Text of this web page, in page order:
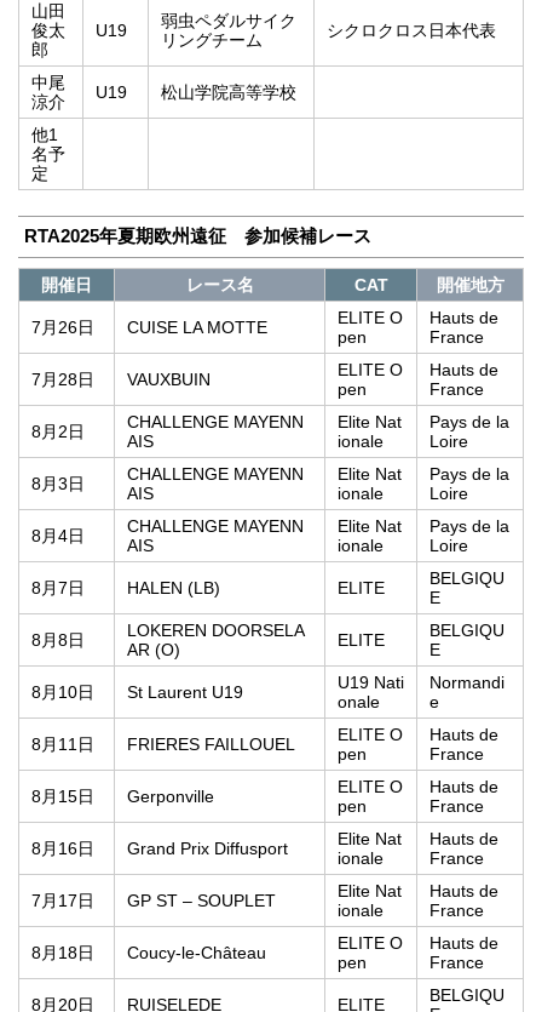
山田
俊太
郎
U19
弱虫ペダルサイク
リングチーム
シクロクロス日本代表
中尾
涼介
U19 松山学院高等学校
他1
名予
定
RTA2025年夏期欧州遠征 参加候補レース
開催日 レース名 CAT 開催地方
7月26日 CUISE LA MOTTE
ELITE O
pen
Hauts de
France
7月28日 VAUXBUIN
ELITE O
pen
Hauts de
France
8月2日
CHALLENGE MAYENN
AIS
Elite Nat
ionale
Pays de la
Loire
8月3日
CHALLENGE MAYENN
AIS
Elite Nat
ionale
Pays de la
Loire
8月4日
CHALLENGE MAYENN
AIS
Elite Nat
ionale
Pays de la
Loire
8月7日 HALEN (LB) ELITE
BELGIQU
E
8月8日
LOKEREN DOORSELA
AR (O)
ELITE
BELGIQU
E
8月10日 St Laurent U19
U19 Nati
onale
Normandi
e
8月11日 FRIERES FAILLOUEL
ELITE O
pen
Hauts de
France
8月15日 Gerponville
ELITE O
pen
Hauts de
France
8月16日 Grand Prix Diffusport
Elite Nat
ionale
Hauts de
France
7月17日 GP ST – SOUPLET
Elite Nat
ionale
Hauts de
France
8月18日 Coucy-le-Château
ELITE O
pen
Hauts de
France
8月20日 RUISELEDE ELITE
BELGIQU